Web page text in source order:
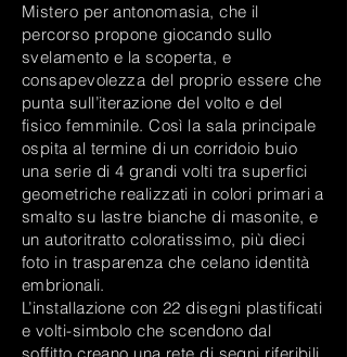
Mistero per antonomasia, che il
percorso propone giocando sullo
svelamento e la scoperta, e
consapevolezza del proprio essere che
punta sull’iterazione del volto e del
fisico femminile. Così la sala principale
ospita al termine di un corridoio buio
una serie di 4 grandi volti tra superfici
geometriche realizzati in colori primari a
smalto su lastre bianche di masonite, e
un autoritratto coloratissimo, più dieci
foto in trasparenza che celano identità
embrionali.
L’installazione con 22 disegni plastificati
e volti-simbolo che scendono dal